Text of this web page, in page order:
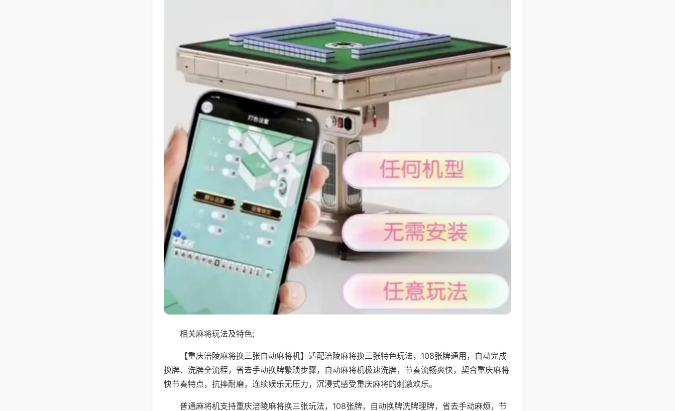
相关麻将玩法及特色;
【重庆涪陵麻将换三张自动麻将机】适配涪陵麻将换三张特色玩法，108张牌通用，自动完成
换牌、洗牌全流程，省去手动换牌繁琐步骤，自动麻将机极速洗牌，节奏流畅爽快，契合重庆麻将
快节奏特点，抗摔耐磨，连续娱乐无压力，沉浸式感受重庆麻将的刺激欢乐。
普通麻将机支持重庆涪陵麻将换三张玩法，108张牌，自动换牌洗牌理牌，省去手动麻烦，节